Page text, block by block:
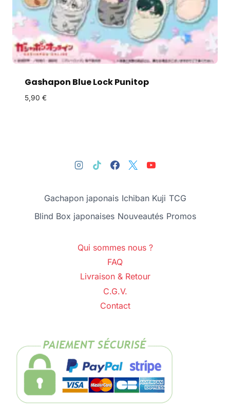
Gashapon Blue Lock Punitop
5,90 €
Gachapon japonais Ichiban Kuji TCG
Blind Box japonaises Nouveautés Promos
Qui sommes nous ?
FAQ
Livraison & Retour
C.G.V.
Contact